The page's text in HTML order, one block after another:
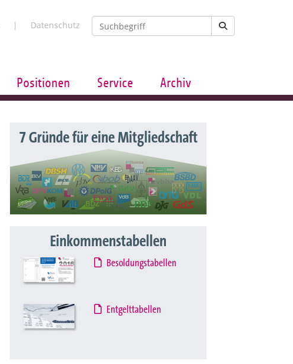
Datenschutz
Positionen Service Archiv
7 Gründe für eine Mitgliedschaft
Einkommenstabellen
Besoldungstabellen
Entgelttabellen